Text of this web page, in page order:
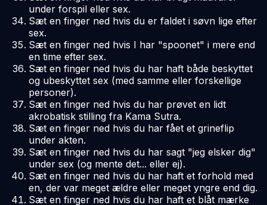
under forspil eller sex.
Sæt en finger ned hvis du er faldet i søvn lige efter
sex.
Sæt en finger ned hvis I har "spoonet" i mere end
en time efter sex.
Sæt en finger ned hvis du har haft både beskyttet
og ubeskyttet sex (med samme eller forskellige
personer).
Sæt en finger ned hvis du har prøvet en lidt
akrobatisk stilling fra Kama Sutra.
Sæt en finger ned hvis du har fået et grineflip
under akten.
Sæt en finger ned hvis du har sagt "jeg elsker dig"
under sex (og mente det... eller ej).
Sæt en finger ned hvis du har haft et forhold med
en, der var meget ældre eller meget yngre end dig.
Sæt en finger ned hvis du har haft et blåt mærke